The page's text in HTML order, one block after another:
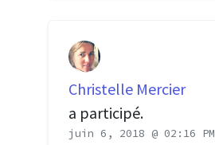
Christelle Mercier
a participé.
juin 6, 2018 @ 02:16 PM